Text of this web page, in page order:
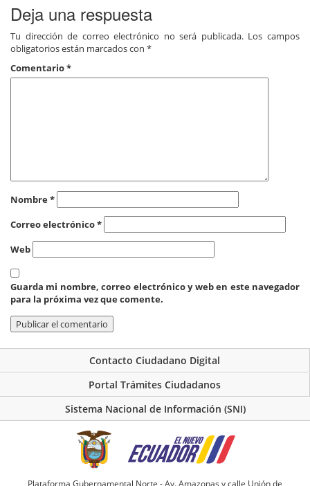
Deja una respuesta
Tu dirección de correo electrónico no será publicada. Los campos
obligatorios están marcados con *
Comentario*
Nombre*
Correo electrónico*
Web
Guarda mi nombre, correo electrónico y web en este navegador
para la próxima vez que comente.
Contacto Ciudadano Digital
Portal Trámites Ciudadanos
Sistema Nacional de Información (SNI)